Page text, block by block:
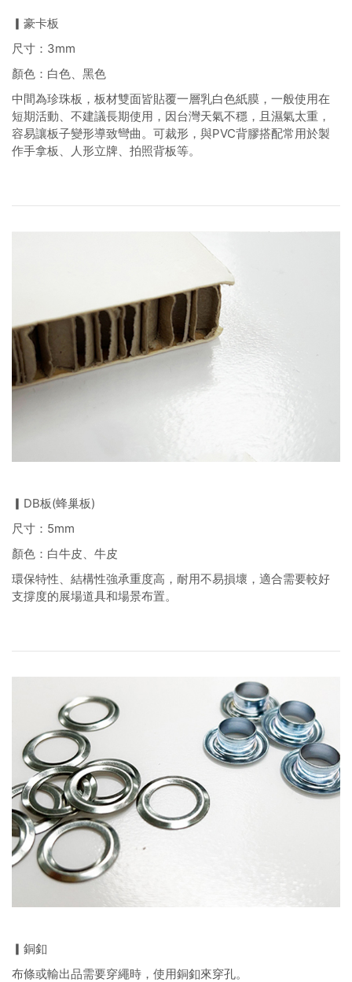
▎豪卡板
尺寸：3mm
顏色：白色、黑色
中間為珍珠板，板材雙面皆貼覆一層乳白色紙膜，一般使用在
短期活動、不建議長期使用，因台灣天氣不穩，且濕氣太重，
容易讓板子變形導致彎曲。可裁形，與PVC背膠搭配常用於製
作手拿板、人形立牌、拍照背板等。
▎DB板(蜂巢板)
尺寸：5mm
顏色：白牛皮、牛皮
環保特性、結構性強承重度高，耐用不易損壞，適合需要較好
支撐度的展場道具和場景布置。
▎銅釦
布條或輸出品需要穿繩時，使用銅釦來穿孔。